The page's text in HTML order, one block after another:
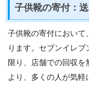
子供靴の寄付：
子供靴の寄付において
ります。セブンイレ
限り、店舗での回収を
より、多くの人が気軽